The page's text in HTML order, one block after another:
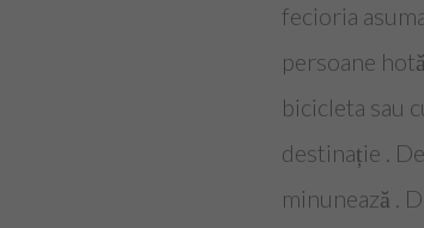
fecioria
persoane
bicicleta sau
destinație .
minunează .